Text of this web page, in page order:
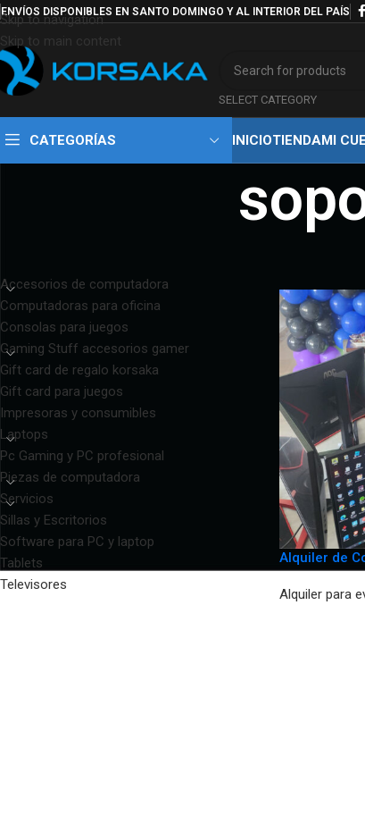
Skip to navigation
Skip to main content
ENVÍOS DISPONIBLES EN SANTO DOMINGO Y AL INTERIOR DEL PAÍS
SELECT CATEGORY
CATEGORÍAS INICIOTIENDAMI
Accesorios de computadora
Computadoras para oficina
Consolas para juegos
Gaming Stuff accesorios gamer
Gift card de regalo korsaka
Gift card para juegos
Impresoras y consumibles
Laptops
Pc Gaming y PC profesional
Piezas de computadora
Servicios
Sillas y Escritorios
Software para PC y laptop
Tablets
Televisores
Alquiler de
Alquiler para